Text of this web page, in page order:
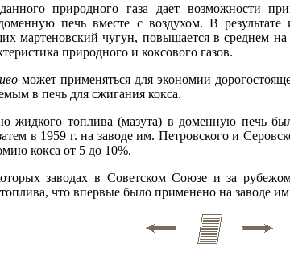
природного газа дает возможности
печь вместе с воздухом. В результате
мартеновский чугун, повышается в среднем на
природного и коксового газов.
может применяться для экономии
в печь для сжигания кокса.
топлива (мазута) в доменную печь
в 1959 г. на заводе им. Петровского и
кокса от 5 до 10%.
заводах в Советском Союзе и за
что впервые было применено на заводе